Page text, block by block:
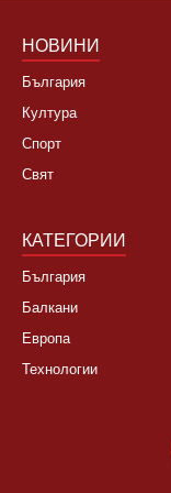
НОВИНИ
България
Култура
Спорт
Свят
КАТЕГОРИИ
България
Балкани
Европа
Технологии